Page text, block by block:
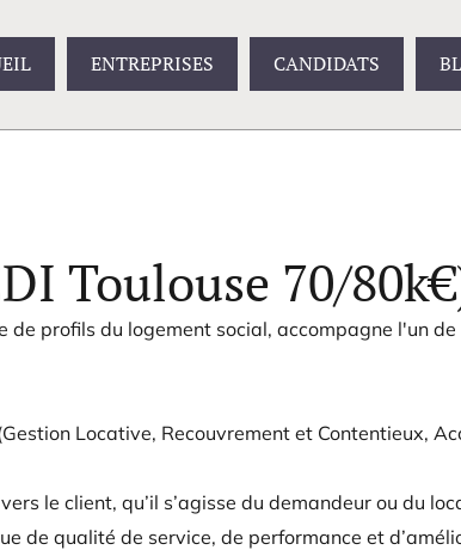
ENTREPRISES CANDIDATS
Toulouse 70/
profils du logement social, accompagne l'un
Locative, Recouvrement et Contentieux,
le client, qu’il s’agisse du demandeur ou du
de qualité de service, de performance et